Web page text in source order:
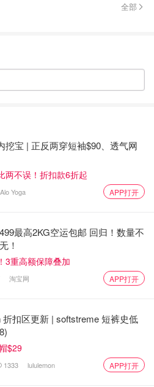
全部
挖宝 | 正反两穿短袖$90、透气网
两不误！折扣款6折起
Alo Yoga APP打开
最高2KG空运包邮 回归！数量不
！
3重高额保障叠加
淘宝网 APP打开
折扣区更新 | softstreme 短裤史低
$29
1333 lululemon APP打开